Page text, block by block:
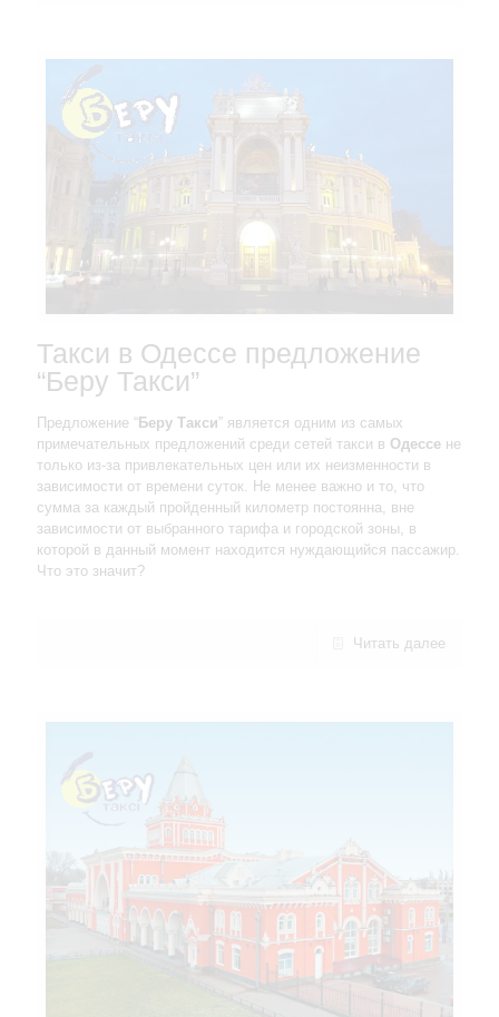
Такси в Одессе предложение
“Беру Такси”
Предложение “ Беру Такси” является одним из самых
примечательных предложений среди сетей такси в Одессе не
только из-за привлекательных цен или их неизменности в
зависимости от времени суток. Не менее важно и то, что
сумма за каждый пройденный километр постоянна, вне
зависимости от выбранного тарифа и городской зоны, в
которой в данный момент находится нуждающийся пассажир.
Что это значит?
Читать далее